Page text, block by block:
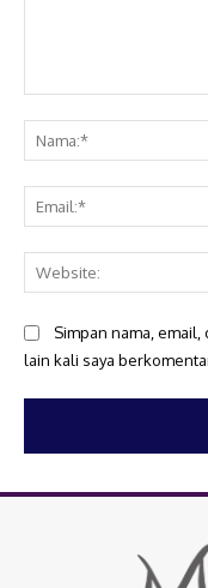
Simpan nama,
lain kali saya